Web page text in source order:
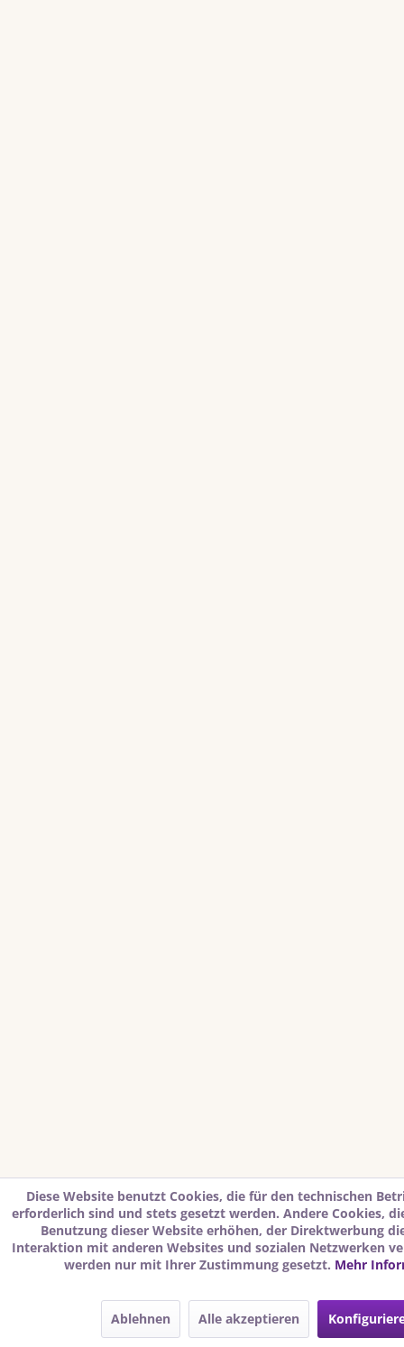
Diese Website benutzt Cookies, die für den technischen
erforderlich sind und stets gesetzt werden. Andere Cookies,
Benutzung dieser Website erhöhen, der Direktwerbung
Interaktion mit anderen Websites und sozialen Netzwerken
werden nur mit Ihrer Zustimmung gesetzt. Mehr
Ablehnen Alle akzeptieren